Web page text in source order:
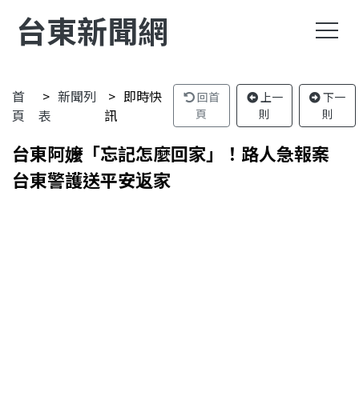
台東新聞網
首
頁
新聞列
表
即時快
訊
回首
頁
上一
則
下一
則
台東阿嬤「忘記怎麼回家」！路人急報案
台東警護送平安返家